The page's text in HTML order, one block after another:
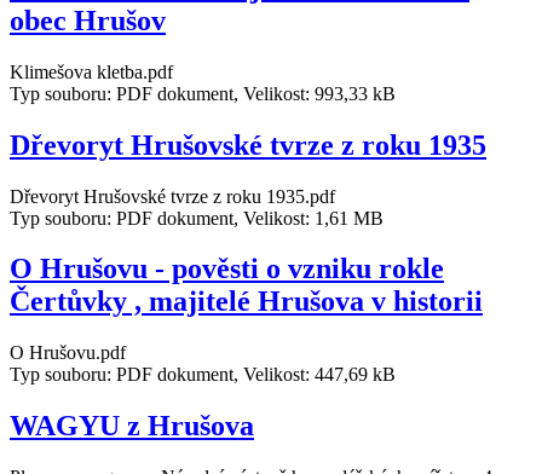
obec Hrušov
Klimešova kletba.pdf
Typ souboru: PDF dokument, Velikost: 993,33 kB
Dřevoryt Hrušovské tvrze z roku 1935
Dřevoryt Hrušovské tvrze z roku 1935.pdf
Typ souboru: PDF dokument, Velikost: 1,61 MB
O Hrušovu - pověsti o vzniku rokle
Čertůvky , majitelé Hrušova v historii
O Hrušovu.pdf
Typ souboru: PDF dokument, Velikost: 447,69 kB
WAGYU z Hrušova